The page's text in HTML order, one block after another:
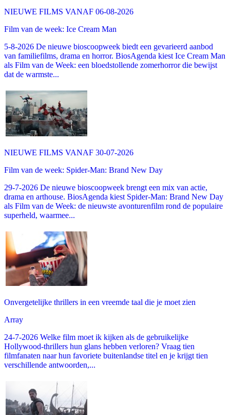
NIEUWE FILMS VANAF 06-08-2026
Film van de week: Ice Cream Man
5-8-2026 De nieuwe bioscoopweek biedt een gevarieerd aanbod
van familiefilms, drama en horror. BiosAgenda kiest Ice Cream Man
als Film van de Week: een bloedstollende zomerhorror die bewijst
dat de warmste...
NIEUWE FILMS VANAF 30-07-2026
Film van de week: Spider-Man: Brand New Day
29-7-2026 De nieuwe bioscoopweek brengt een mix van actie,
drama en arthouse. BiosAgenda kiest Spider-Man: Brand New Day
als Film van de Week: de nieuwste avonturenfilm rond de populaire
superheld, waarmee...
Onvergetelijke thrillers in een vreemde taal die je moet zien
Array
24-7-2026 Welke film moet ik kijken als de gebruikelijke
Hollywood-thrillers hun glans hebben verloren? Vraag tien
filmfanaten naar hun favoriete buitenlandse titel en je krijgt tien
verschillende antwoorden,...